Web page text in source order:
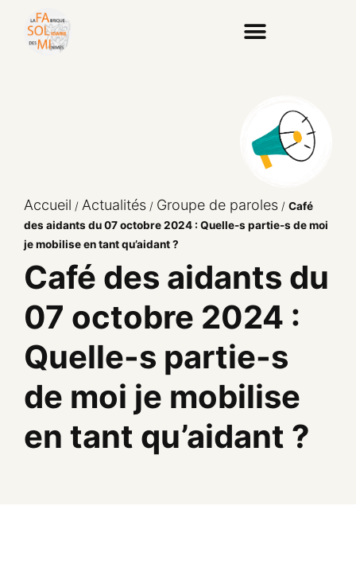
Accueil / Actualités / Groupe de paroles / Café
des aidants du 07 octobre 2024 : Quelle-s partie-s de moi
je mobilise en tant qu’aidant ?
Café des aidants du
07 octobre 2024 :
Quelle-s partie-s
de moi je mobilise
en tant qu’aidant ?